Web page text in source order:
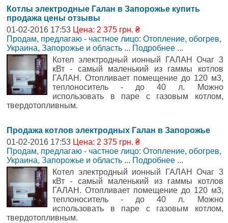
Котлы электродные Галан в Запорожье купить
продажа цены отзывы
01-02-2016 17:53 Цена: 2 375 грн. ₴
Продам, предлагаю - частное лицо: Отопление, обогрев,
Украина, Запорожье и область ... Подробнее ...
Котел электродный ионный ГАЛАН Очаг 3
кВт - самый маленький из гаммы котлов
ГАЛАН. Отопливает помещение до 120 м3,
теплоноситель - до 40 л. Можно
использовать в паре с газовым котлом,
твердотопливным.
Продажа котлов электродных Галан в Запорожье
01-02-2016 17:53 Цена: 2 375 грн. ₴
Продам, предлагаю - частное лицо: Отопление, обогрев,
Украина, Запорожье и область ... Подробнее ...
Котел электродный ионный ГАЛАН Очаг 3
кВт - самый маленький из гаммы котлов
ГАЛАН. Отопливает помещение до 120 м3,
теплоноситель - до 40 л. Можно
использовать в паре с газовым котлом,
твердотопливным.